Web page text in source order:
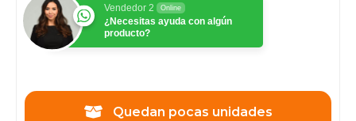
Vendedor 2 Online
¿Necesitas ayuda con algún
producto?
Quedan pocas unidades